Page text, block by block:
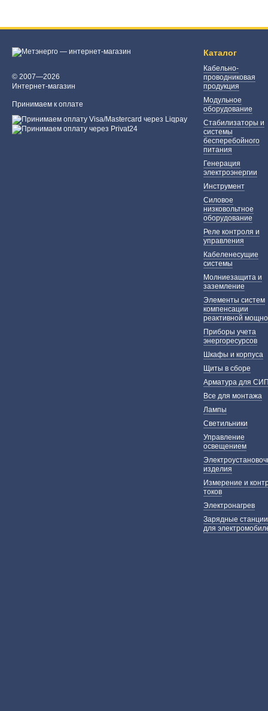
© 2007—2026
Интернет-магазин
Принимаем к оплате
Каталог
Кабельно-
проводниковая
продукция
Модульное
оборудование
Стабилизаторы и
системы
бесперебойного
питания
Генерация
электроэнергии
Инструмент
Силовое
низковольтное
оборудование
Реле контроля и
управления
Кабеленесущие
системы
Молниезащита и
заземление
Элементы систем
компенсации
реактивной
Приборы учета
энергоресурсов
Шкафы и корпуса
Щиты в сборе
Арматура для
Все для монтажа
Лампы
Светильники
Управление
освещением
изделия
Измерение и
токов
Электронагрев
Зарядные станции
для